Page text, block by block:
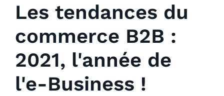
Les tendances du
commerce B2B :
2021, l'année de
l'e-Business !